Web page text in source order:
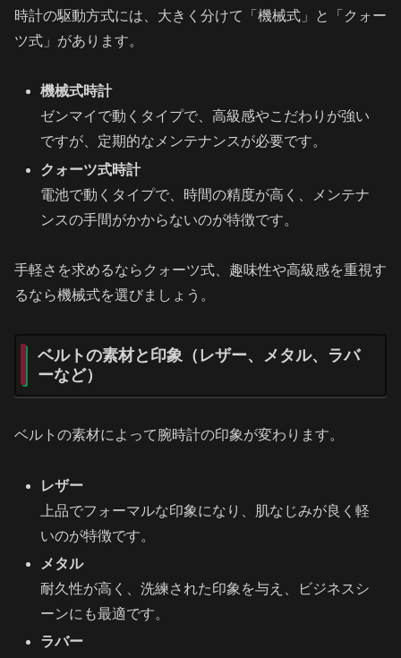
時計の駆動方式には、大きく分けて「機械式」と「クォー
ツ式」があります。
機械式時計
ゼンマイで動くタイプで、高級感やこだわりが強い
ですが、定期的なメンテナンスが必要です。
クォーツ式時計
電池で動くタイプで、時間の精度が高く、メンテナ
ンスの手間がかからないのが特徴です。
手軽さを求めるならクォーツ式、趣味性や高級感を重視す
るなら機械式を選びましょう。
ベルトの素材と印象（レザー、メタル、ラバ
ーなど）
ベルトの素材によって腕時計の印象が変わります。
レザー
上品でフォーマルな印象になり、肌なじみが良く軽
いのが特徴です。
メタル
耐久性が高く、洗練された印象を与え、ビジネスシ
ーンにも最適です。
ラバー